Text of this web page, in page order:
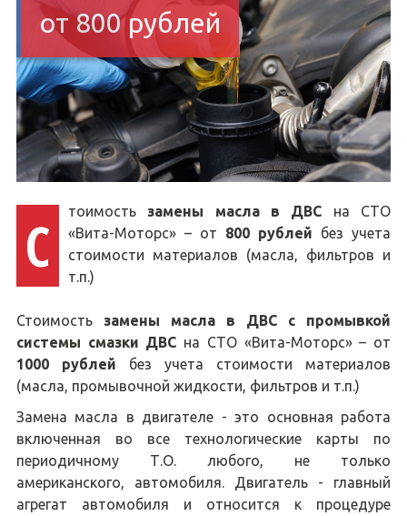
от 800 рублей
С тоимость замены масла в ДВС на СТО
«Вита-Моторс» – от 800 рублей без учета
стоимости материалов (масла, фильтров и
т.п.)
Стоимость замены масла в ДВС с промывкой
системы смазки ДВС на СТО «Вита-Моторс» – от
1000 рублей без учета стоимости материалов
(масла, промывочной жидкости, фильтров и т.п.)
Замена масла в двигателе - это основная работа
включенная во все технологические карты по
периодичному Т.О. любого, не только
американского, автомобиля. Двигатель - главный
агрегат автомобиля и относится к процедуре